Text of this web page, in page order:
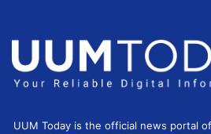
UUM Today is the official news portal